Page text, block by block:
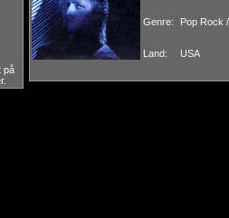
på
Genre: Pop Rock
Land: USA